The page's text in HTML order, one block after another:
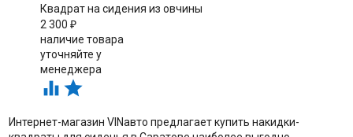
Квадрат на сидения из овчины
2 300 ₽
наличие товара
уточняйте у
менеджера
 
Интернет-магазин VINавто предлагает купить накидки-